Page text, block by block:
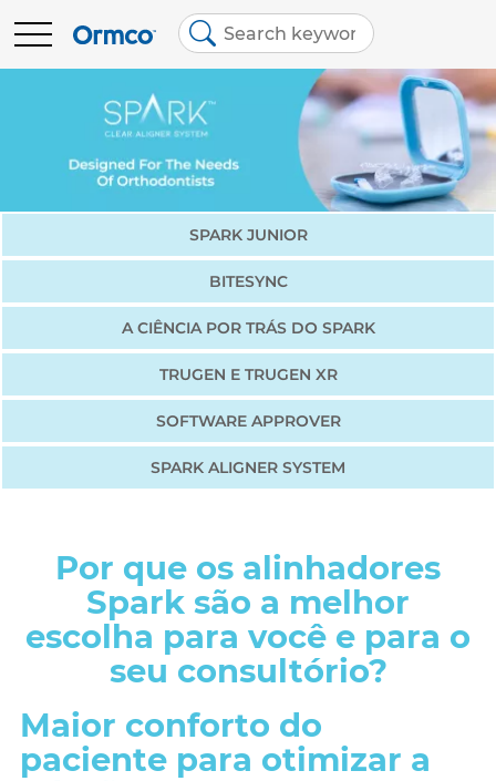
PRODUTOS
Produtos
Spark Clear Aligners
Damon Ultima
Damon System
Consumíveis
EDUCAÇÃO
BIBLIOTECA
Contate o time de vendas
Troca e devolução
Brazil (Português)
links
SPARK JUNIOR
BITESYNC
A CIÊNCIA POR TRÁS DO SPARK
TRUGEN E TRUGEN XR
SOFTWARE APPROVER
SPARK ALIGNER SYSTEM
Por que os alinhadores
Spark são a melhor
escolha para você e para o
seu consultório?
Maior conforto do
paciente para otimizar a